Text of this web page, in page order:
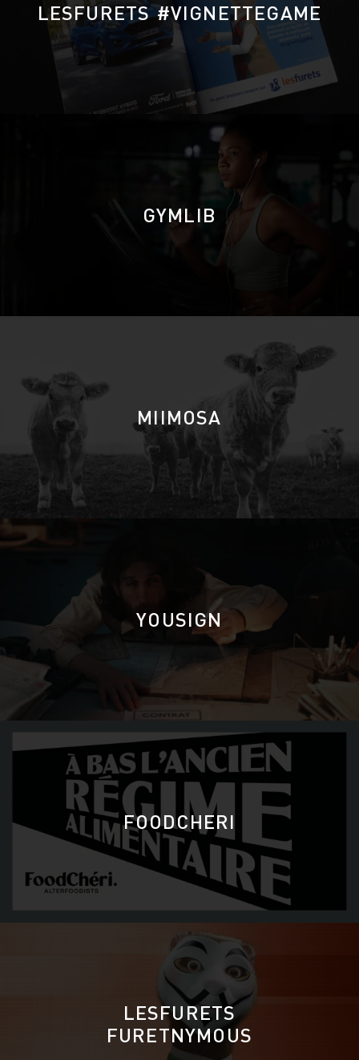
LESFURETS #VIGNETTEGAME
GYMLIB
MIIMOSA
YOUSIGN
FOODCHERI
LESFURETS
FURETNYMOUS